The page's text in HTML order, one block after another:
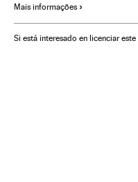
Mais informações
Si está interesado en licenciar